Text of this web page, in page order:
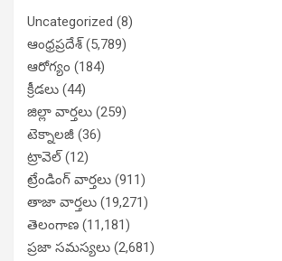
Uncategorized (8)
ఆంధ్రప్రదేశ్(5,789)
ఆరోగ్యం (184)
క్రీడలు (44)
జిల్లా వార్తలు (259)
టెక్నాలజీ (36)
ట్రావెల్(12)
ట్రేండింగ్ వార్తలు (911)
తాజా వార్తలు (19,271)
తెలంగాణ (11,181)
ప్రజా సమస్యలు (2,681)